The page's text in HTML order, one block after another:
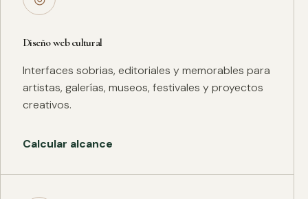
Diseño web cultural
Interfaces sobrias, editoriales y memorables para
artistas, galerías, museos, festivales y proyectos
creativos.
Calcular alcance